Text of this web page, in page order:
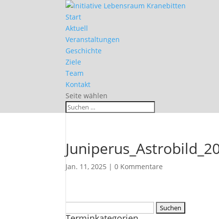
Start
Aktuell
Veranstaltungen
Geschichte
Ziele
Team
Kontakt
Seite wählen
Jan. 11, 2025 |0 Kommentare